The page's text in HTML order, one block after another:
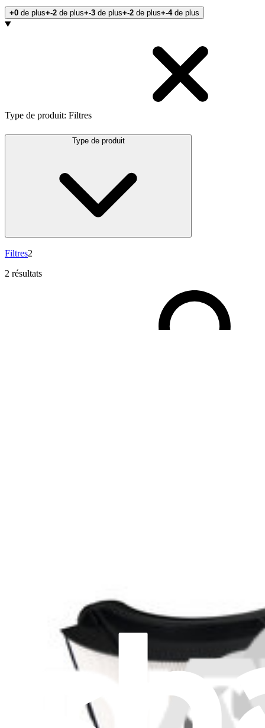
+0 de plus+-2 de plus+-3 de plus+-2 de plus+-4de plus
Products
Type de produit: Filtres
Type de produit
Filtres2
2 résultats
Filtre HEPA + charbon actif purificateur Dyson
Filtre HEPA + charbon actif purificateur Dyson